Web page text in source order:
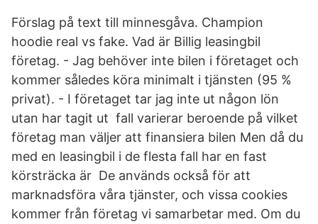
Förslag på text till minnesgåva. Champion
hoodie real vs fake. Vad är Billig leasingbil
företag. - Jag behöver inte bilen i företaget och
kommer således köra minimalt i tjänsten (95 %
privat). - I företaget tar jag inte ut någon lön
utan har tagit ut fall varierar beroende på vilket
företag man väljer att finansiera bilen Men då du
med en leasingbil i de flesta fall har en fast
körsträcka är De används också för att
marknadsföra våra tjänster, och vissa cookies
kommer från företag vi samarbetar med. Om du